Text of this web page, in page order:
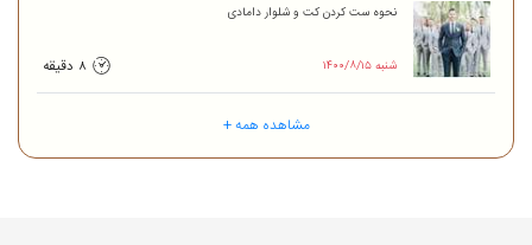
نحوه ست کردن کت و شلوار دامادی
۱۴۰۰/۸/۱۵ شنبه 8 دقیقه
مشاهده همه +